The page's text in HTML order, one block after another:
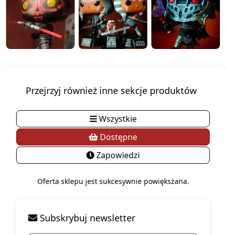
Przejrzyj również inne sekcje produktów
Wszystkie
Dostępne
Zapowiedzi
Oferta sklepu jest sukcesywnie powiększana.
Subskrybuj newsletter